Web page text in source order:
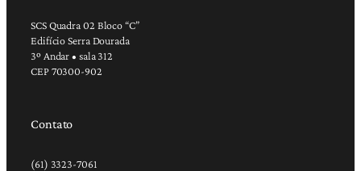
SCS Quadra 02 Bloco “C”
Edifício Serra Dourada
3º Andar • sala 312
CEP 70300-902
Contato
(61) 3323-7061